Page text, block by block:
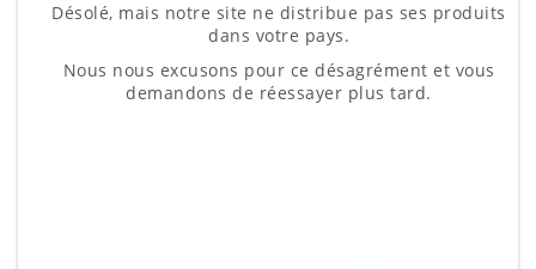
Désolé, mais notre site ne distribue pas ses produits
dans votre pays.
Nous nous excusons pour ce désagrément et vous
demandons de réessayer plus tard.